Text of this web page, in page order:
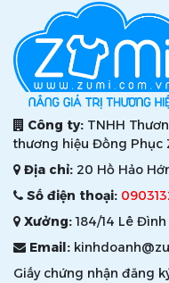
Công ty: TNHH
thương hiệu Đồng Phục
Địa chỉ: 20 Hồ Hảo
Số điện thoại:
Xưởng:184/14 Lê Đình
Email:
Giấy chứng nhận đăng